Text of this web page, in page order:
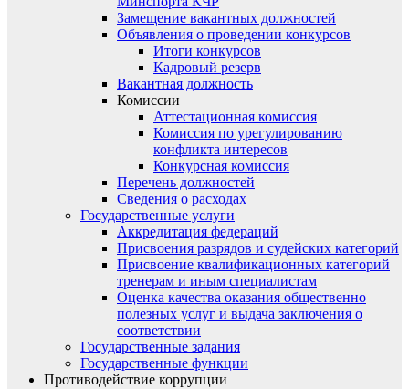
Замещение вакантных должностей
Объявления о проведении конкурсов
Итоги конкурсов
Кадровый резерв
Вакантная должность
Комиссии
Аттестационная комиссия
Комиссия по урегулированию
конфликта интересов
Конкурсная комиссия
Перечень должностей
Сведения о расходах
Государственные услуги
Аккредитация федераций
Присвоения разрядов и судейских категорий
Присвоение квалификационных категорий
тренерам и иным специалистам
Оценка качества оказания общественно
полезных услуг и выдача заключения о
соответствии
Государственные задания
Государственные функции
Противодействие коррупции